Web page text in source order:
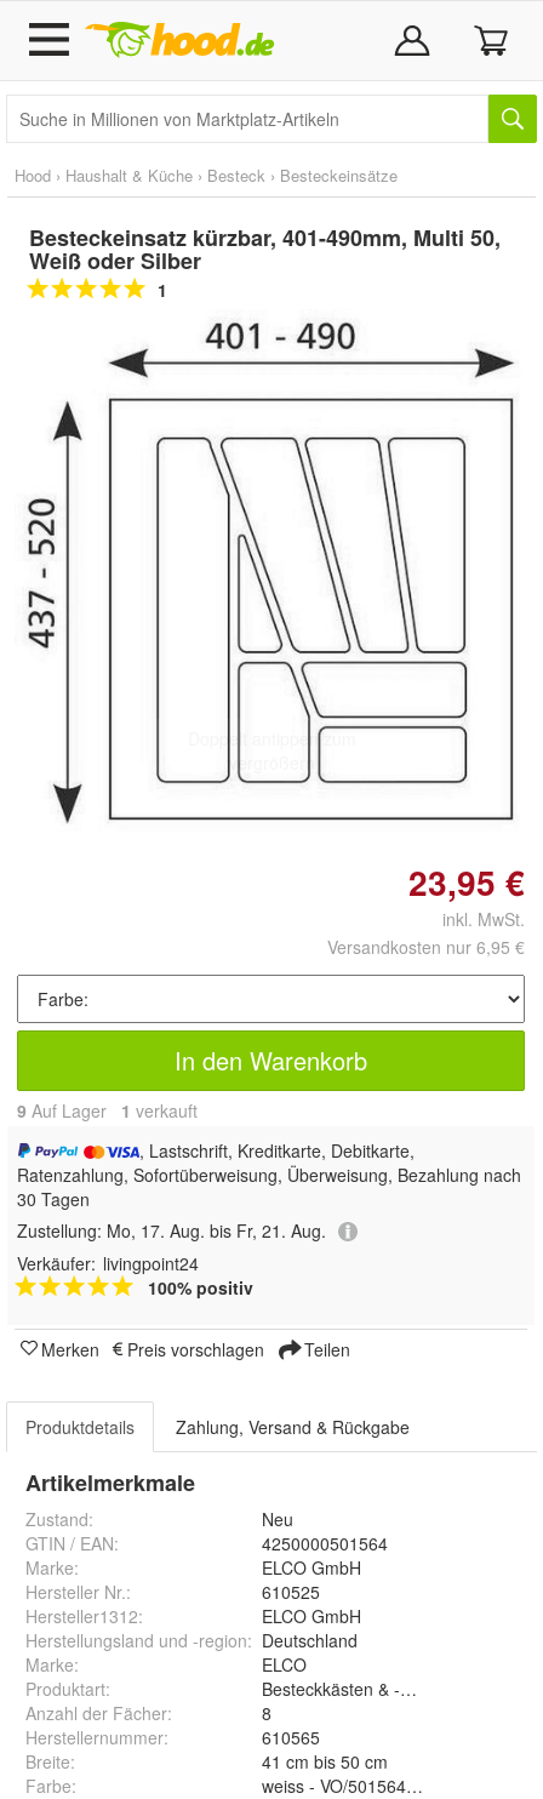
Hood › Haushalt & Küche › Besteck › Besteckeinsätze
Besteckeinsatz kürzbar, 401-490mm, Multi 50,
Weiß oder Silber
1
Doppelt antippen zum
23,95 €
inkl. MwSt.
Versandkosten nur 6,95 €
In den Warenkorb
9 Auf Lager 1 verkauft
, Lastschrift, Kreditkarte, Debitkarte,
Ratenzahlung, Sofortüberweisung, Überweisung, Bezahlung nach
30 Tagen
Zustellung: Mo, 17. Aug. bis Fr, 21. Aug.
Verkäufer: livingpoint24
100% positiv
Merken Preis vorschlagen Teilen
Produktdetails Zahlung, Versand & Rückgabe
Artikelmerkmale
Zustand:
Neu
GTIN / EAN:
4250000501564
Marke:
ELCO GmbH
Hersteller Nr.:
610525
Hersteller1312:
ELCO GmbH
Herstellungsland und -region: Deutschland
Marke:
ELCO
Produktart:
Besteckkästen & -einsätze
Anzahl der Fächer:
8
Herstellernummer:
610565
Breite:
41 cm bis 50 cm
Farbe: